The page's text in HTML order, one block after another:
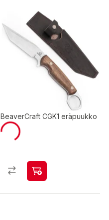
BeaverCraft CGK1 eräpuukko